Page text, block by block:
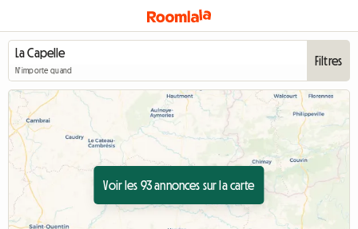
N'importe quand
Filtres
Voir les 93 annonces sur la carte